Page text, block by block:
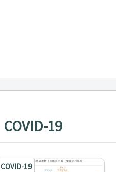
COVID-19
COVID-19